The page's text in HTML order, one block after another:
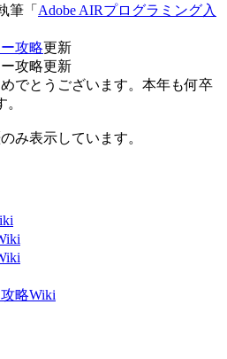
筆「 Adobe AIRプログラミング入
攻略更新
攻略更新
でとうございます。本年も何卒
み表示しています。
略Wiki